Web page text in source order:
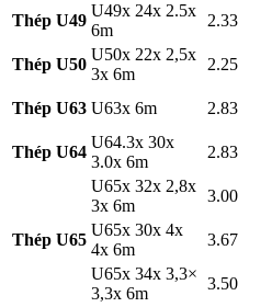
Thép U49
U49x 24x 2.5x
6m
2.33
Thép U50
U50x 22x 2,5x
3x 6m
2.25
Thép U63 U63x 6m 2.83
Thép U64
U64.3x 30x
3.0x 6m
2.83
Thép U65
U65x 32x 2,8x
3x 6m
3.00
U65x 30x 4x
4x 6m
3.67
U65x 34x 3,3×
3,3x 6m
3.50